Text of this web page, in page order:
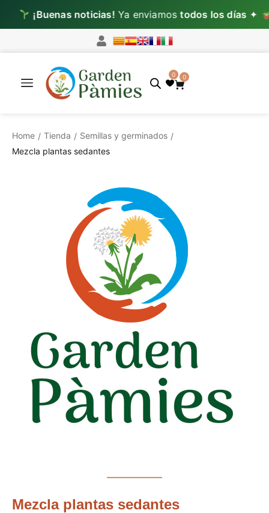
¡Buenas noticias!Ya enviamostodos los días✦
0 0
Home / Tienda / Semillas y germinados /
Mezcla plantas sedantes
Mezcla plantas sedantes